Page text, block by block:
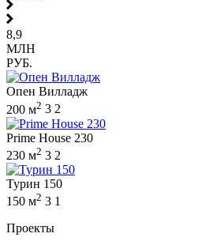
8,9
МЛН
РУБ.
Опен Вилладж
200 м2 3 2
Prime House 230
230 м2 3 2
Турин 150
150 м2 3 1
Проекты